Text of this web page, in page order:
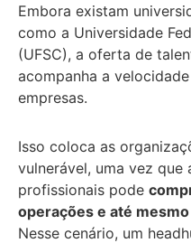
Embora existam
como a Universidade
(UFSC), a oferta de
acompanha a
empresas.
Isso coloca as
vulnerável, uma vez que
profissionais pode
operações e até
Nesse cenário, um